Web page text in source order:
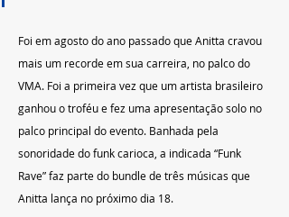
Foi em agosto do ano passado que Anitta cravou
mais um recorde em sua carreira, no palco do
VMA. Foi a primeira vez que um artista brasileiro
ganhou o troféu e fez uma apresentação solo no
palco principal do evento. Banhada pela
sonoridade do funk carioca, a indicada “Funk
Rave” faz parte do bundle de três músicas que
Anitta lança no próximo dia 18.